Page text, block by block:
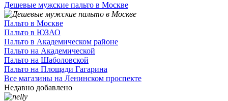
Дешевые мужские пальто в Москве
Пальто в Москве
Пальто в ЮЗАО
Пальто в Академическом районе
Пальто на Академической
Пальто на Шаболовской
Пальто на Площади Гагарина
Все магазины на Ленинском проспекте
Недавно добавлено